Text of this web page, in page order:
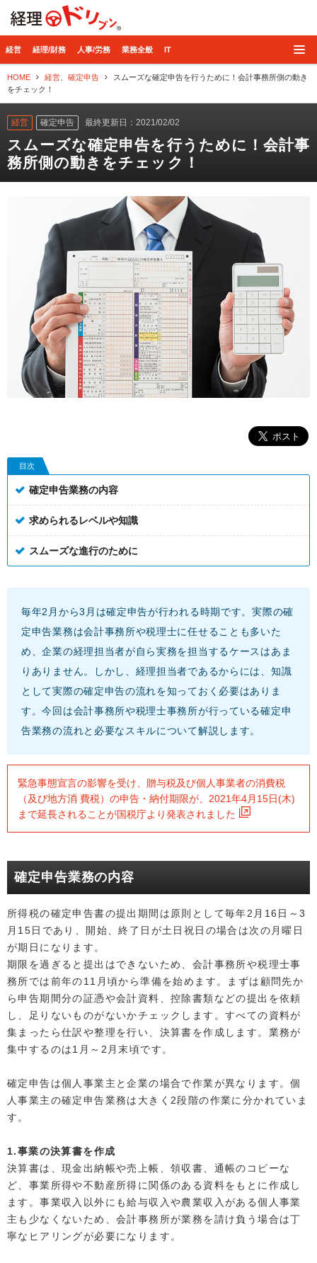
経営 経理/財務 人事/労務 業務全般 IT
HOME 経営 確定申告
スムーズな確定申告を行うために！会計事務所側の動き
をチェック！
経営 確定申告 最終更新日：2021/02/02
スムーズな確定申告を行うために！会計事
務所側の動きをチェック！
目次
確定申告業務の内容
求められるレベルや知識
スムーズな進行のために
毎年2月から3月は確定申告が行われる時期です。実際の確
定申告業務は会計事務所や税理士に任せることも多いた
め、企業の経理担当者が自ら実務を担当するケースはあま
りありません。しかし、経理担当者であるからには、知識
として実際の確定申告の流れを知っておく必要はありま
す。今回は会計事務所や税理士事務所が行っている確定申
告業務の流れと必要なスキルについて解説します。
緊急事態宣言の影響を受け、贈与税及び個人事業者の消費税
（及び地方消 費税）の申告・納付期限が、2021年4月15日(木)
まで延長されることが国税庁より発表されました
確定申告業務の内容
所得税の確定申告書の提出期間は原則として毎年2月16日～3
月15日であり、開始、終了日が土日祝日の場合は次の月曜日
が期日になります。
期限を過ぎると提出はできないため、会計事務所や税理士事
務所では前年の11月頃から準備を始めます。まずは顧問先か
ら申告期間分の証憑や会計資料、控除書類などの提出を依頼
し、足りないものがないかチェックします。すべての資料が
集まったら仕訳や整理を行い、決算書を作成します。業務が
集中するのは1月～2月末頃です。
確定申告は個人事業主と企業の場合で作業が異なります。個
人事業主の確定申告業務は大きく2段階の作業に分かれていま
す。
1.事業の決算書を作成
決算書は、現金出納帳や売上帳、領収書、通帳のコピーな
ど、事業所得や不動産所得に関係のある資料をもとに作成し
ます。事業収入以外にも給与収入や農業収入がある個人事業
主も少なくないため、会計事務所が業務を請け負う場合は丁
寧なヒアリングが必要になります。